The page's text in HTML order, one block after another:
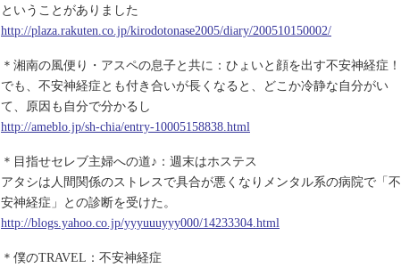
ということがありました
http://plaza.rakuten.co.jp/kirodotonase2005/diary/200510150002/
＊湘南の風便り・アスペの息子と共に：ひょいと顔を出す不安神経症！
でも、不安神経症とも付き合いが長くなると、どこか冷静な自分がい
て、原因も自分で分かるし
http://ameblo.jp/sh-chia/entry-10005158838.html
＊目指せセレブ主婦への道♪：週末はホステス
アタシは人間関係のストレスで具合が悪くなりメンタル系の病院で「不
安神経症」との診断を受けた。
http://blogs.yahoo.co.jp/yyyuuuyyy000/14233304.html
＊僕のTRAVEL：不安神経症